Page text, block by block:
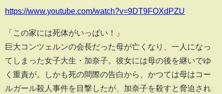
https://www.youtube.com/watch?v=9DT9FOXdPZU
「この家には死体がいっぱい！」
巨大コンツェルンの会長だった母が亡くなり、一人になっ
てしまった女子大生・加奈子。彼女には母の後を継いでゆ
く重責が。しかも死の間際の告白から、かつては母はコー
ルガール殺人事件を目撃したが、加奈子を殺すと脅迫され